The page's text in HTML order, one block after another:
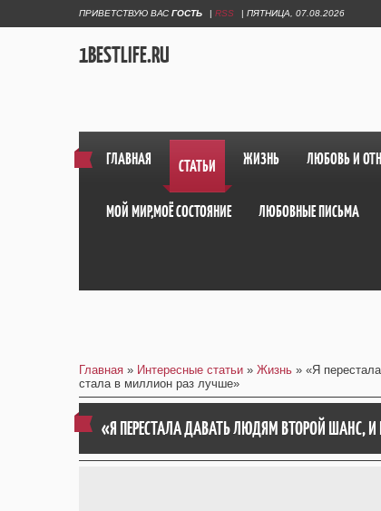
ПРИВЕТСТВУЮ ВАС ГОСТЬ | RSS | ПЯТНИЦА, 07.08.2026
1BESTLIFE.RU
ГЛАВНАЯ СТАТЬИ ЖИЗНЬ ЛЮБОВЬ И
МОЙ МИР,МОЁ СОСТОЯНИЕ ЛЮБОВНЫЕ ПИСЬМА
Главная » Интересные статьи » Жизнь » «Я
стала в миллион раз лучше»
«Я ПЕРЕСТАЛА ДАВАТЬ ЛЮДЯМ ВТОРОЙ ШАНС,